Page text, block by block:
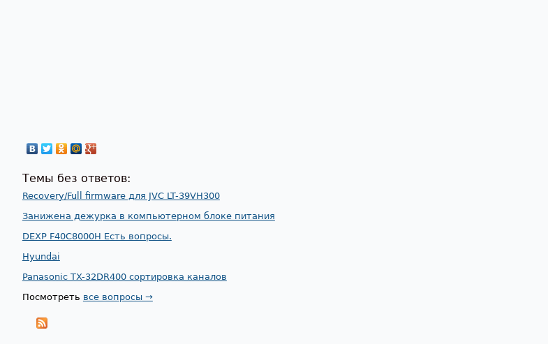
Темы без ответов:
Recovery/Full firmware для JVC LT-39VH300
Занижена дежурка в компьютерном блоке питания
DEXP F40C8000H Есть вопросы.
Hyundai
Panasonic TX-32DR400 сортировка каналов
Посмотреть все вопросы →